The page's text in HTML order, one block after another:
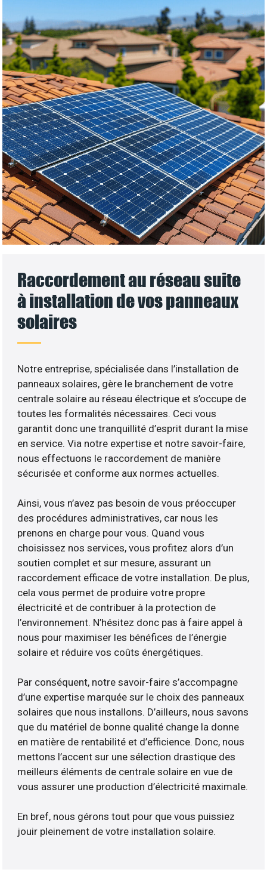
Raccordement au réseau suite
à installation de vos panneaux
solaires
Notre entreprise, spécialisée dans l’installation de
panneaux solaires, gère le branchement de votre
centrale solaire au réseau électrique et s’occupe de
toutes les formalités nécessaires. Ceci vous
garantit donc une tranquillité d’esprit durant la mise
en service. Via notre expertise et notre savoir-faire,
nous effectuons le raccordement de manière
sécurisée et conforme aux normes actuelles.
Ainsi, vous n’avez pas besoin de vous préoccuper
des procédures administratives, car nous les
prenons en charge pour vous. Quand vous
choisissez nos services, vous profitez alors d’un
soutien complet et sur mesure, assurant un
raccordement efficace de votre installation. De plus,
cela vous permet de produire votre propre
électricité et de contribuer à la protection de
l’environnement. N’hésitez donc pas à faire appel à
nous pour maximiser les bénéfices de l’énergie
solaire et réduire vos coûts énergétiques.
Par conséquent, notre savoir-faire s’accompagne
d’une expertise marquée sur le choix des panneaux
solaires que nous installons. D’ailleurs, nous savons
que du matériel de bonne qualité change la donne
en matière de rentabilité et d’efficience. Donc, nous
mettons l’accent sur une sélection drastique des
meilleurs éléments de centrale solaire en vue de
vous assurer une production d’électricité maximale.
En bref, nous gérons tout pour que vous puissiez
jouir pleinement de votre installation solaire.